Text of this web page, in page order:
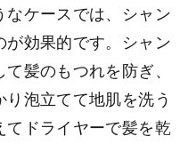
ケースでは、シャン
効果的です。シャン
髪のもつれを防ぎ、
泡立てて地肌を洗う
てドライヤーで髪を乾